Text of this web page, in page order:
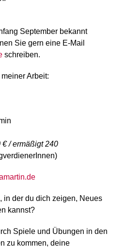
September bekannt
Sie gern eine E-Mail
schreiben.
Arbeit:
€ / ermäßigt 240
in der du dich zeigen, Neues
kannst?
Spiele und Übungen in den
zu kommen, deine